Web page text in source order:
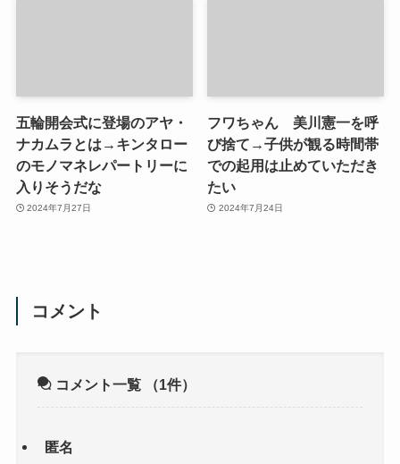
五輪開会式に登場のアヤ・
ナカムラとは→キンタロー
のモノマネレパートリーに
入りそうだな
2024年7月27日
フワちゃん 美川憲一を呼
び捨て→子供が観る時間帯
での起用は止めていただき
たい
2024年7月24日
コメント
コメント一覧 （1件）
匿名